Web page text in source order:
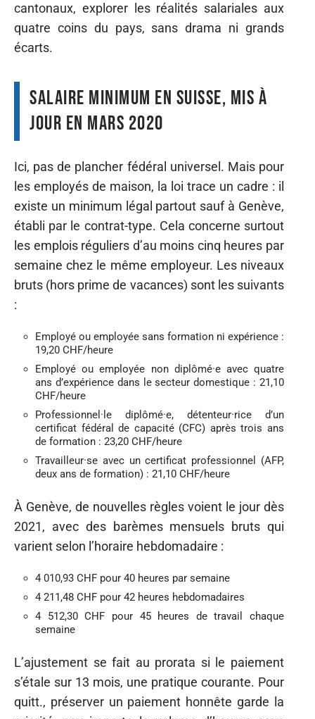
cantonaux, explorer les réalités salariales aux
quatre coins du pays, sans drama ni grands
écarts.
Salaire minimum en Suisse, mis à
jour en mars 2020
Ici, pas de plancher fédéral universel. Mais pour
les employés de maison, la loi trace un cadre : il
existe un minimum légal partout sauf à Genève,
établi par le contrat-type. Cela concerne surtout
les emplois réguliers d’au moins cinq heures par
semaine chez le même employeur. Les niveaux
bruts (hors prime de vacances) sont les suivants
:
Employé ou employée sans formation ni expérience :
19,20 CHF/heure
Employé ou employée non diplômé·e avec quatre
ans d’expérience dans le secteur domestique : 21,10
CHF/heure
Professionnel·le diplômé·e, détenteur·rice d’un
certificat fédéral de capacité (CFC) après trois ans
de formation : 23,20 CHF/heure
Travailleur·se avec un certificat professionnel (AFP,
deux ans de formation) : 21,10 CHF/heure
À Genève, de nouvelles règles voient le jour dès
2021, avec des barèmes mensuels bruts qui
varient selon l’horaire hebdomadaire :
4 010,93 CHF pour 40 heures par semaine
4 211,48 CHF pour 42 heures hebdomadaires
4 512,30 CHF pour 45 heures de travail chaque
semaine
L’ajustement se fait au prorata si le paiement
s’étale sur 13 mois, une pratique courante. Pour
quitt., préserver un paiement honnête garde la